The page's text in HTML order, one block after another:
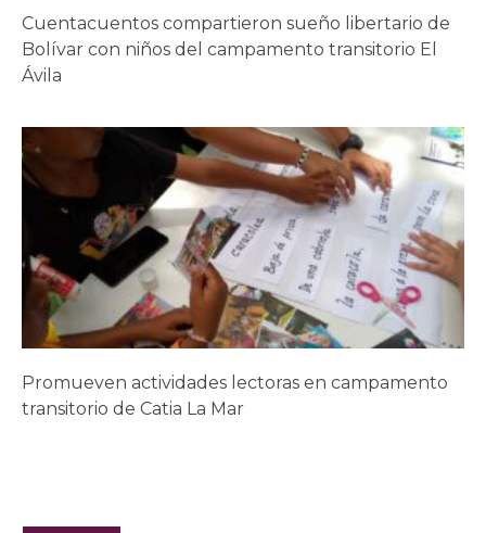
Cuentacuentos compartieron sueño libertario de
Bolívar con niños del campamento transitorio El
Ávila
Promueven actividades lectoras en campamento
transitorio de Catia La Mar